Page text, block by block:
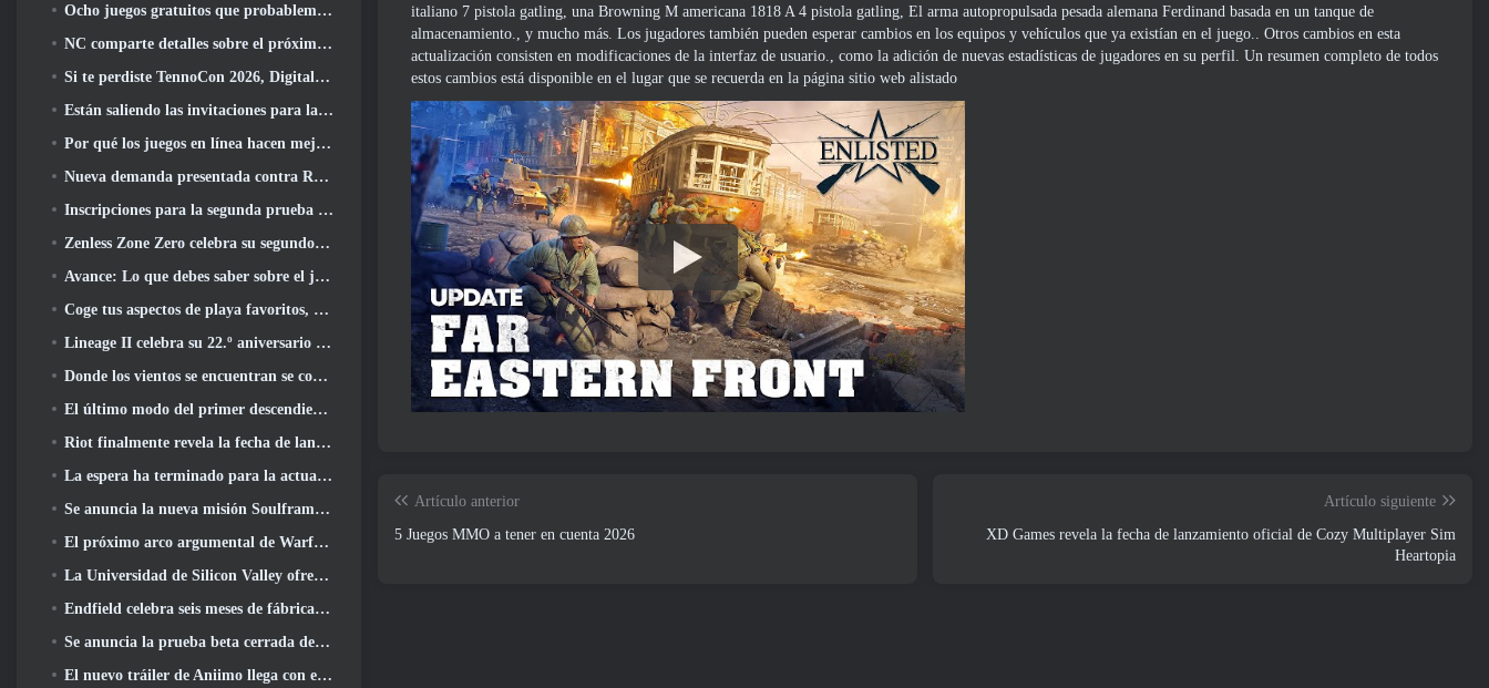
italiano 7 pistola gatling, una Browning M americana 1818 A 4 pistola gatling, El arma autopropulsada pesada alemana Ferdinand basada en un tanque de
almacenamiento., y mucho más. Los jugadores también pueden esperar cambios en los equipos y vehículos que ya existían en el juego.. Otros cambios en esta
actualización consisten en modificaciones de la interfaz de usuario., como la adición de nuevas estadísticas de jugadores en su perfil. Un resumen completo de todos
estos cambios está disponible en el lugar que se recuerda en la página sitio web alistado
Artículo anterior
5 Juegos MMO a tener en cuenta 2026
Artículo siguiente
XD Games revela la fecha de lanzamiento oficial de Cozy Multiplayer Sim
Heartopia
Ocho juegos gratuitos que probablemente pasaste por alto y que forman parte del Train Fest de Steam
NC comparte detalles sobre el próximo acceso anticipado de Aion 2
Si te perdiste TennoCon 2026, Digital Extremes comparte todos los paneles
Están saliendo las invitaciones para la prueba de “dicotomía” de Silver Palace
Por qué los juegos en línea hacen mejor anime que el anime hace juegos
Nueva demanda presentada contra Roblox en Oregon alegando un incidente de preparación infantil
Inscripciones para la segunda prueba cerrada mundial de Global MapleStory Classic
Zenless Zone Zero celebra su segundo aniversario ofreciendo a los jugadores la posibilidad de elegir un agente de rango S gratuito
Avance: Lo que debes saber sobre el juego de recolección de criaturas de HoYoverse, Honkai: Alma de enlace
Coge tus aspectos de playa favoritos, Los juegos de verano han regresado a Overwatch
Lineage II celebra su 22.º aniversario con un álbum en vinilo de edición coleccionista
Donde los vientos se encuentran se convierte en una versión “Eastern Steampunk” 2.0
El último modo del primer descendiente reúne las difíciles batallas de intercepción del vacío y las profundidades
Riot finalmente revela la fecha de lanzamiento del modo clásico de League Of Legends
La espera ha terminado para la actualización de alojamiento para grandes jugadores de RuneScape
Se anuncia la nueva misión Soulframe Fable
El próximo arco argumental de Warframe lleva a los jugadores a un mapa estelar completamente nuevo, El sistema Tau
La Universidad de Silicon Valley ofrece becas para juegos y algunos de los requisitos son interesantes
Endfield celebra seis meses de fábricas y tirolesas durante su próxima actualización
Se anuncia la prueba beta cerrada de la tercera etapa de las batallas de infantería de Of War Thunder
El nuevo tráiler de Aniimo llega con el lanzamiento de la última prueba beta cerrada